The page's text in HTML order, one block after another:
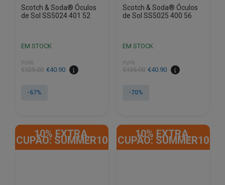
Scotch & Soda® Óculos
de Sol SS5024 401 52
EM STOCK
PVPR
€125.00
O
original
€40.90
O
atual
-67%
Scotch & Soda® Óculos
de Sol SS5025 400 56
EM STOCK
PVPR
€135.00
O
original
€40.90
O
atual
-70%
10% EXTRA,
CUPÃO: SUMMER10
10% EXTRA,
CUPÃO: SUMMER10